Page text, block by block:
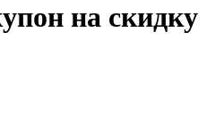
на скидку